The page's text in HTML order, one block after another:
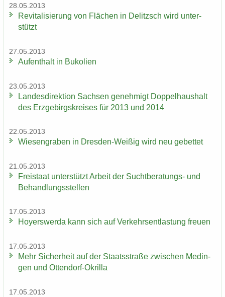
28.05.2013
Re­vi­ta­li­sie­rung von Flä­chen in De­litzsch wird un­ter­
stützt
27.05.2013
Auf­ent­halt in Bu­ko­li­en
23.05.2013
Lan­des­di­rek­ti­on Sach­sen ge­neh­migt Dop­pel­haus­halt
des Erz­ge­birgs­krei­ses für 2013 und 2014
22.05.2013
Wie­sen­gra­ben in Dresden-​Weißig wird neu ge­bet­tet
21.05.2013
Frei­staat un­ter­stützt Ar­beit der Suchtberatungs-​ und
Be­hand­lungs­stel­len
17.05.2013
Ho­yers­wer­da kann sich auf Ver­kehrs­ent­las­tung freu­en
17.05.2013
Mehr Si­cher­heit auf der Staats­stra­ße zwi­schen Me­din­
gen und Ottendorf-​Okrilla
17.05.2013